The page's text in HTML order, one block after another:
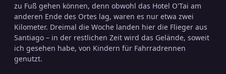
zu Fuß gehen können, denn obwohl das Hotel O'Tai am
anderen Ende des Ortes lag, waren es nur etwa zwei
Kilometer. Dreimal die Woche landen hier die Flieger aus
Santiago – in der restlichen Zeit wird das Gelände, soweit
ich gesehen habe, von Kindern für Fahrradrennen
genutzt.